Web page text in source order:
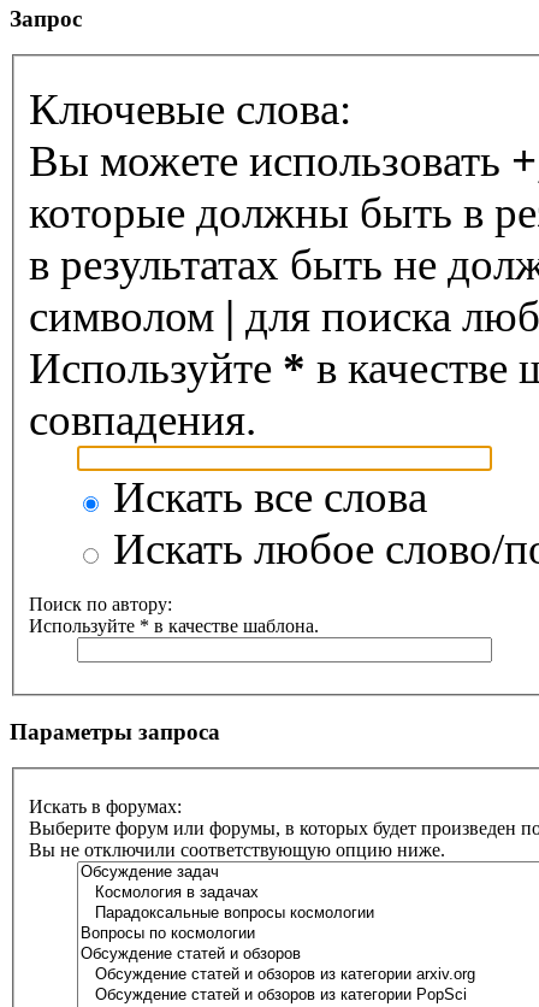
Запрос
Ключевые слова:
Вы можете использовать +
которые должны быть в
в результатах быть не
символом | для поиска
Используйте * в качестве
совпадения.
Искать все слова
Искать любое слово/
Поиск по автору:
Используйте * в качестве шаблона.
Параметры запроса
Искать в форумах:
Выберите форум или форумы, в которых будет произведен
Вы не отключили соответствующую опцию ниже.